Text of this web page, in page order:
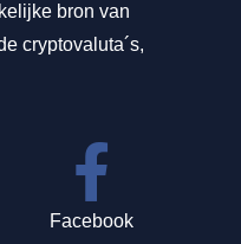
bron van
cryptovaluta´s,
Facebook